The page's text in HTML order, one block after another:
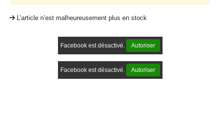
L’article n’est malheureusement plus en stock
Facebook est désactivé. Autoriser
Facebook est désactivé. Autoriser